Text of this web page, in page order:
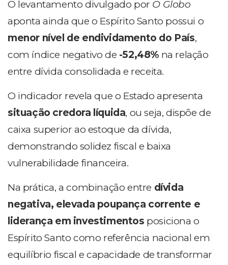
O levantamento divulgado por O Globo
aponta ainda que o Espírito Santo possui o
menor nível de endividamento do País,
com índice negativo de -52,48% na relação
entre dívida consolidada e receita.
O indicador revela que o Estado apresenta
situação credora líquida, ou seja, dispõe de
caixa superior ao estoque da dívida,
demonstrando solidez fiscal e baixa
vulnerabilidade financeira.
Na prática, a combinação entre dívida
negativa, elevada poupança corrente e
liderança em investimentos posiciona o
Espírito Santo como referência nacional em
equilíbrio fiscal e capacidade de transformar